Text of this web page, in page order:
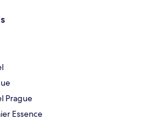
Prague
Essence